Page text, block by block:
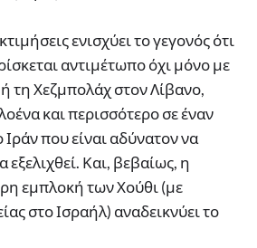
ενισχύει το γεγονός ότι
αντιμέτωπο όχι μόνο με
τη Χεζμπολάχ στον Λίβανο,
και περισσότερο σε έναν
που είναι αδύνατον να
Και, βεβαίως, η
εμπλοκή των Χούθι (με
στο Ισραήλ) αναδεικνύει το